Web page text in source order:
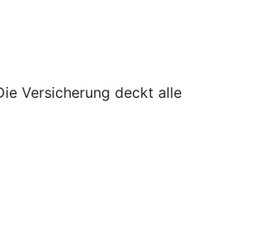
Versicherung deckt alle